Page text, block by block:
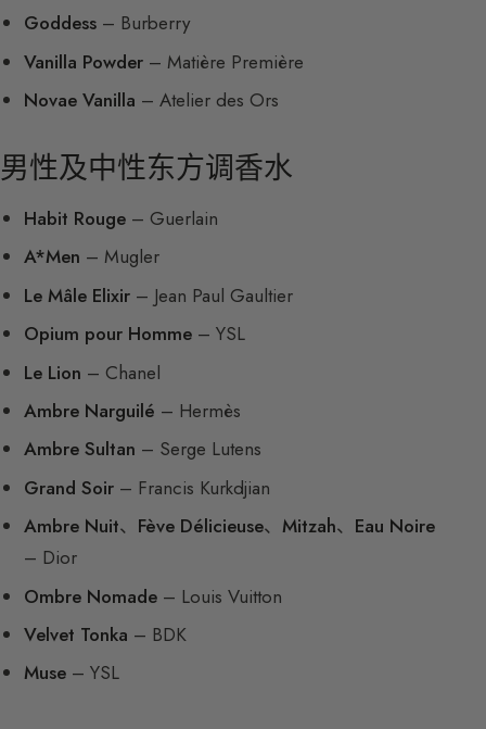
Goddess – Burberry
Vanilla Powder – Matière Première
Novae Vanilla – Atelier des Ors
男性及中性东方调香水
Habit Rouge – Guerlain
A*Men – Mugler
Le Mâle Elixir – Jean Paul Gaultier
Opium pour Homme – YSL
Le Lion – Chanel
Ambre Narguilé – Hermès
Ambre Sultan – Serge Lutens
Grand Soir – Francis Kurkdjian
Ambre Nuit、 Fève Délicieuse、Mitzah、 Eau Noire
– Dior
Ombre Nomade – Louis Vuitton
Velvet Tonka – BDK
Muse – YSL